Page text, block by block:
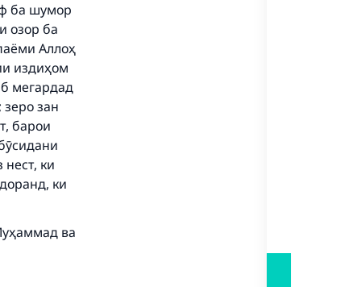
ба шумор
озор ба
Аллоҳ
издиҳом
мегардад
зан
барои
ки
ки
ва